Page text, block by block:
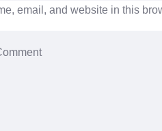
email, and website in this